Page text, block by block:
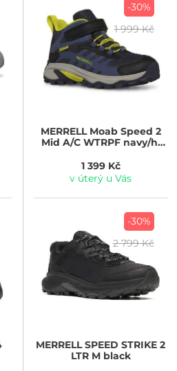
-30%
1 999 Kč
MERRELLMoab Speed 2
Mid A/C WTRPF navy/hi
1 399 Kč
v úterý u Vás
-30%
2 799 Kč
MERRELLSPEED STRIKE 2
LTR M black